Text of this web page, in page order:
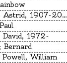
Lindgren, Astrid, 1907-2002
David, 1972-
Bernard
Powell, William